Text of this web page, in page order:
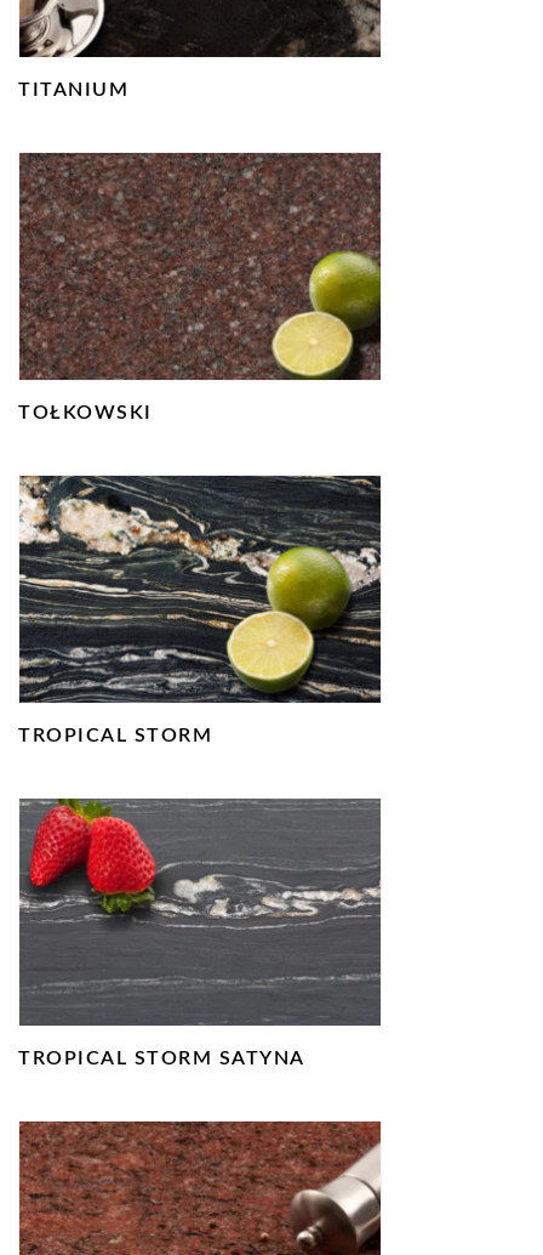
TITANIUM
TOŁKOWSKI
TROPICAL STORM
TROPICAL STORM SATYNA